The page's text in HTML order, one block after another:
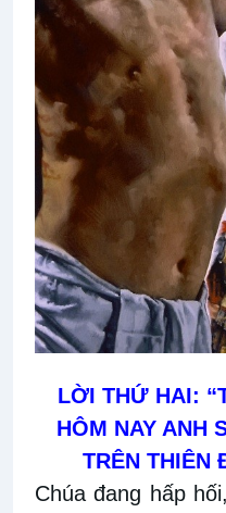
LỜI THỨ HAI:
HÔM NAY ANH
TRÊN THIÊN
Chúa đang hấp